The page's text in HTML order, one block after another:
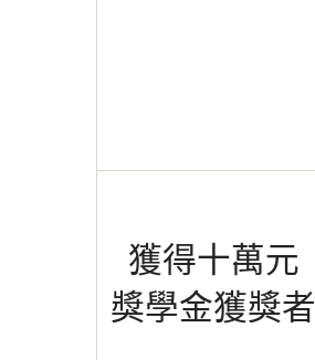
獲得十萬元
獎學金獲獎者